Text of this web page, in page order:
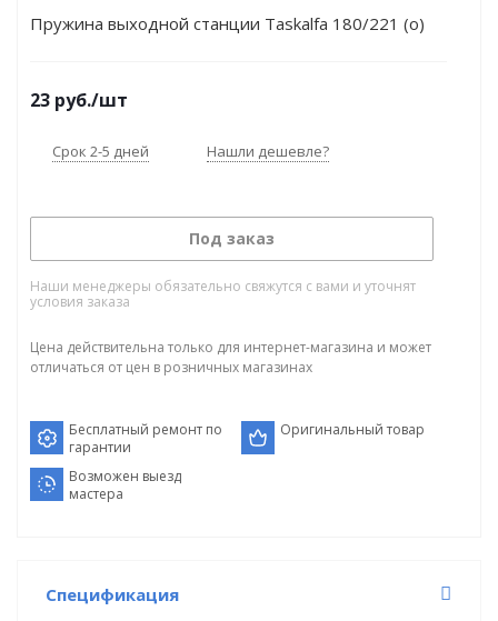
Пружина выходной станции Taskalfa 180/221 (о)
23 руб./шт
Срок 2-5 дней Нашли дешевле?
Под заказ
Наши менеджеры обязательно свяжутся с вами и уточнят
условия заказа
Цена действительна только для интернет-магазина и может
отличаться от цен в розничных магазинах
Бесплатный ремонт по
гарантии
Оригинальный товар
Возможен выезд
мастера
Спецификация